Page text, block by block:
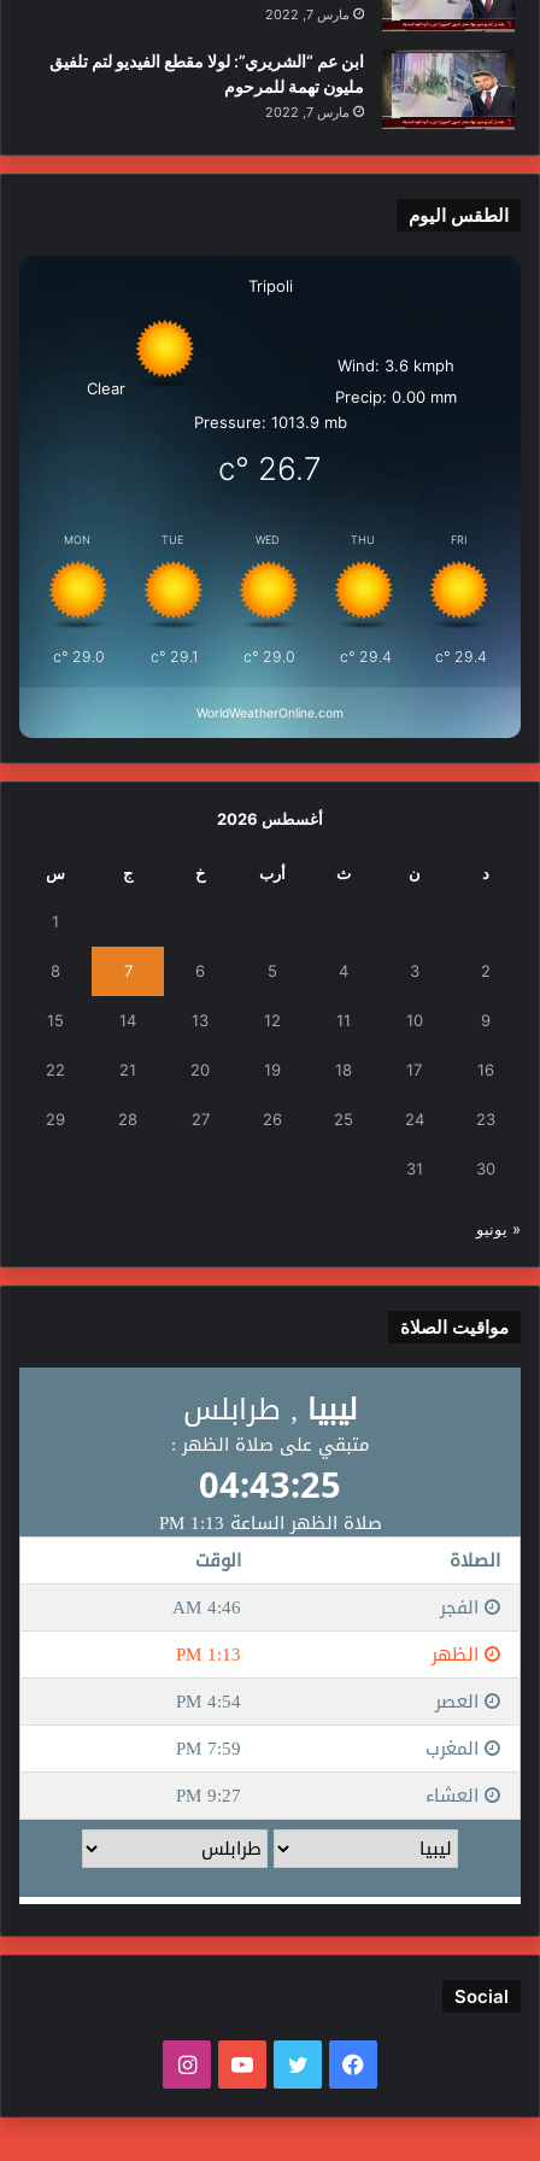
مارس 7, 2022
ابن عم “الشريري”: لولا مقطع الفيديو لتم تلفيق
مليون تهمة للمرحوم
مارس 7, 2022
الطقس اليوم
Tripoli
Clear
Wind: 3.6 kmph
Precip: 0.00 mm
Pressure: 1013.9 mb
26.7
°c
MON
29.0
°c
TUE
29.1
°c
WED
29.0
°c
THU
29.4
°c
FRI
29.4
°c
WorldWeatherOnline.com
أغسطس 2026
د ن ث أرب خ ج س
1
2
3
4
5
6
7
8
9
10
11
12
13
14
15
16
17
18
19
20
21
22
23
24
25
26
27
28
29
30
31
« يونيو
مواقيت الصلاة
Social
فيسبوك تويتر يوتيوبانستقرام